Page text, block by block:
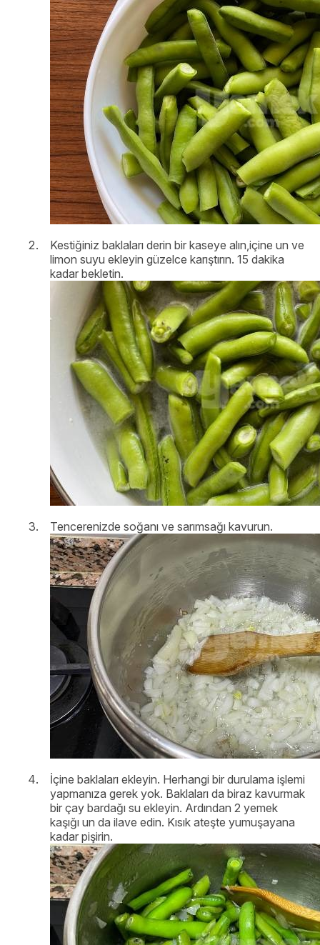
Kestiğiniz baklaları derin bir kaseye alın,içine un ve
limon suyu ekleyin güzelce karıştırın. 15 dakika
kadar bekletin.
Tencerenizde soğanı ve sarımsağı kavurun.
İçine baklaları ekleyin. Herhangi bir durulama işlemi
yapmanıza gerek yok. Baklaları da biraz kavurmak
bir çay bardağı su ekleyin. Ardından 2 yemek
kaşığı un da ilave edin. Kısık ateşte yumuşayana
kadar pişirin.